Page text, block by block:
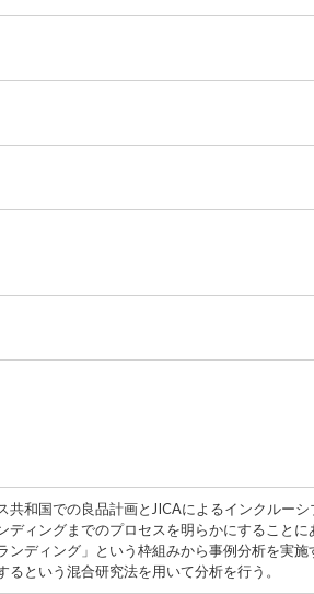
和国での良品計画とJICAによるインクルー
ィングまでのプロセスを明らかにすること
ディング」という枠組みから事例分析を実
という混合研究法を用いて分析を行う。